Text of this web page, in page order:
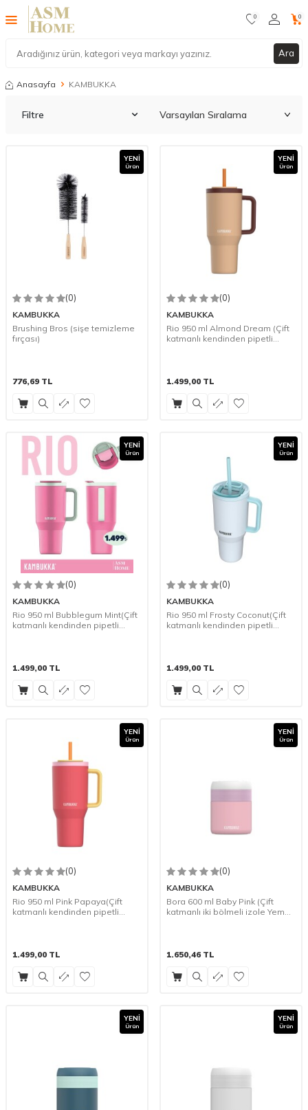
Ara
0 0
Anasayfa KAMBUKKA
Filtre
YENI
Ürün
(0)
KAMBUKKA
Brushing Bros (sişe temizleme
fırçası)
776,69 TL
YENI
Ürün
(0)
KAMBUKKA
Rio 950 ml Almond Dream (Çift
katmanlı kendinden pipetli
1.499,00 TL
YENI
Ürün
(0)
KAMBUKKA
Rio 950 ml Bubblegum Mint(Çift
katmanlı kendinden pipetli
1.499,00 TL
YENI
Ürün
(0)
KAMBUKKA
Rio 950 ml Frosty Coconut(Çift
katmanlı kendinden pipetli
1.499,00 TL
YENI
Ürün
(0)
KAMBUKKA
Rio 950 ml Pink Papaya(Çift
katmanlı kendinden pipetli
1.499,00 TL
YENI
Ürün
(0)
KAMBUKKA
Bora 600 ml Baby Pink (Çift
katmanlı iki bölmeli izole Yemek
1.650,46 TL
YENI
Ürün
YENI
Ürün